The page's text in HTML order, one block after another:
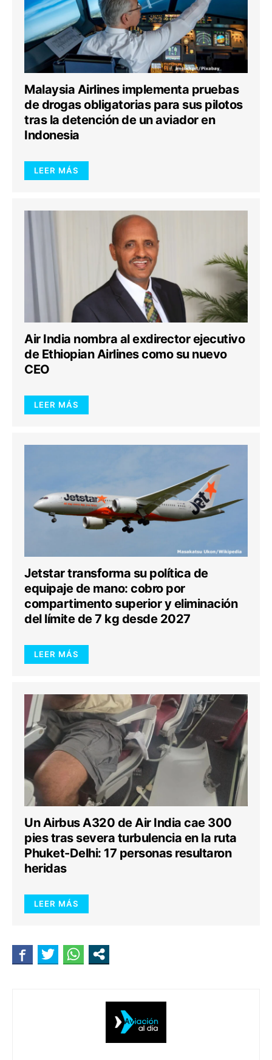
Malaysia Airlines implementa pruebas
de drogas obligatorias para sus pilotos
tras la detención de un aviador en
Indonesia
LEER MÁS
Air India nombra al exdirector ejecutivo
de Ethiopian Airlines como su nuevo
CEO
LEER MÁS
Jetstar transforma su política de
equipaje de mano: cobro por
compartimento superior y eliminación
del límite de 7 kg desde 2027
LEER MÁS
Un Airbus A320 de Air India cae 300
pies tras severa turbulencia en la ruta
Phuket-Delhi: 17 personas resultaron
heridas
LEER MÁS